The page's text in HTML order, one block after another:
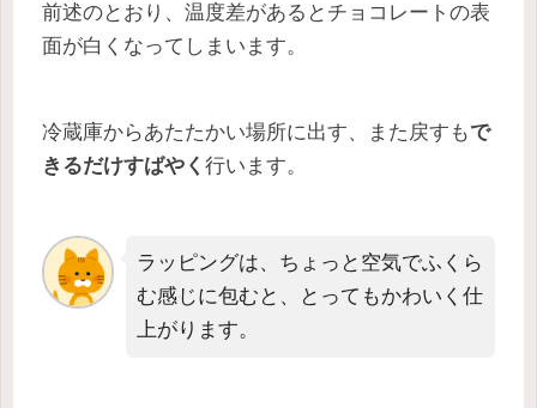
前述のとおり、温度差があるとチョコレートの表
面が白くなってしまいます。
冷蔵庫からあたたかい場所に出す、また戻すもで
きるだけすばやく 行います。
ラッピングは、ちょっと空気でふくら
む感じに包むと、とってもかわいく仕
上がります。